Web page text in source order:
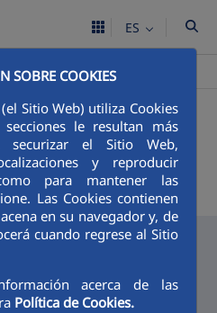
SOBRE COOKIES
Sitio Web) utiliza Cookies
le resultan más
securizar el Sitio Web,
y reproducir
para mantener las
Las Cookies contienen
en su navegador y, de
cuando regrese al Sitio
acerca de las
Política de Cookies.
ES
> Noticias
+ Buscador
noticias
depuradora de
cartera de 1.000